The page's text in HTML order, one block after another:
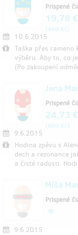
10.6.2015
Taška přes rameno
výběru. Aby to, co
(Po zakoupení
Prispené
19,78 €
(480 Kč)
Jana
9.6.2015
Hodina zpěvu s
dech a rezonance
a čisté radosti.
Prispené
24,73 €
(600 Kč)
Míša
9.6.2015
Prispené